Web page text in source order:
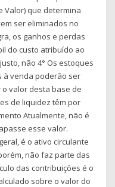
Valor) que determina
ser eliminados no
os ganhos e perdas
do custo atribuído ao
não 4° Os estoques
à venda poderão ser
o valor desta base de
de liquidez têm por
Atualmente, não é
esse valor.
é o ativo circulante
não faz parte das
das contribuições é o
sobre o valor do